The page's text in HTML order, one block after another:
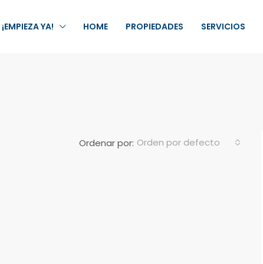
¡EMPIEZA YA! HOME PROPIEDADES SERVICIOS
Ordenar por: Orden por defecto